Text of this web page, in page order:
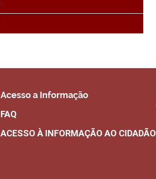
Acesso a Informação
FAQ
ACESSO À INFORMAÇÃO AO CIDADÃO